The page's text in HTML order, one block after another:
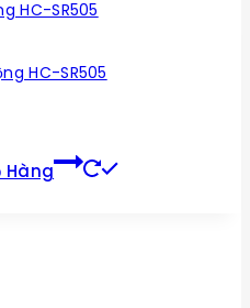
HC-SR505
Hàng